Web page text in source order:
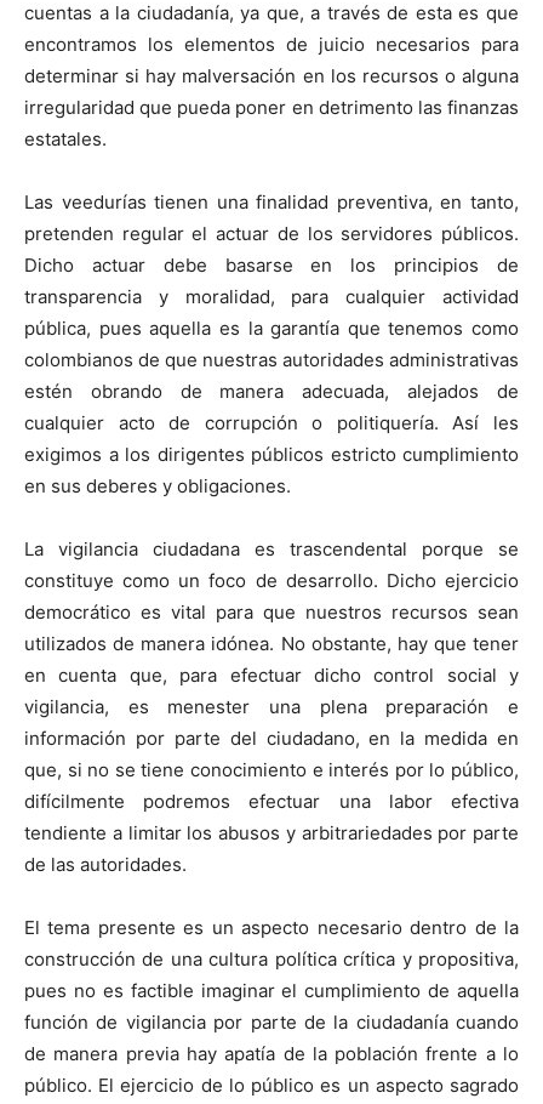
cuentas a la ciudadanía, ya que, a través de esta es que
encontramos los elementos de juicio necesarios para
determinar si hay malversación en los recursos o alguna
irregularidad que pueda poner en detrimento las finanzas
estatales.
Las veedurías tienen una finalidad preventiva, en tanto,
pretenden regular el actuar de los servidores públicos.
Dicho actuar debe basarse en los principios de
transparencia y moralidad, para cualquier actividad
pública, pues aquella es la garantía que tenemos como
colombianos de que nuestras autoridades administrativas
estén obrando de manera adecuada, alejados de
cualquier acto de corrupción o politiquería. Así les
exigimos a los dirigentes públicos estricto cumplimiento
en sus deberes y obligaciones.
La vigilancia ciudadana es trascendental porque se
constituye como un foco de desarrollo. Dicho ejercicio
democrático es vital para que nuestros recursos sean
utilizados de manera idónea. No obstante, hay que tener
en cuenta que, para efectuar dicho control social y
vigilancia, es menester una plena preparación e
información por parte del ciudadano, en la medida en
que, si no se tiene conocimiento e interés por lo público,
difícilmente podremos efectuar una labor efectiva
tendiente a limitar los abusos y arbitrariedades por parte
de las autoridades.
El tema presente es un aspecto necesario dentro de la
construcción de una cultura política crítica y propositiva,
pues no es factible imaginar el cumplimiento de aquella
función de vigilancia por parte de la ciudadanía cuando
de manera previa hay apatía de la población frente a lo
público. El ejercicio de lo público es un aspecto sagrado